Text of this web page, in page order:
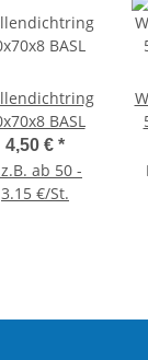
BASL
4,50 € *
ab 50 -
3.15 €/St.